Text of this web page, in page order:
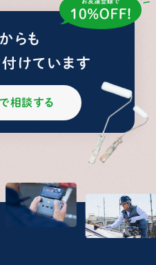
らも
けています
相談する